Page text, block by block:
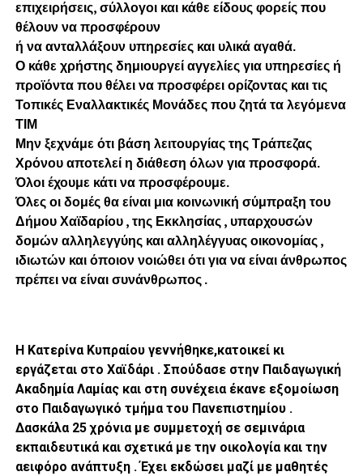
επιχειρήσεις, σύλλογοι και κάθε είδους φορείς που
θέλουν να προσφέρουν
ή να ανταλλάξουν υπηρεσίες και υλικά αγαθά.
Ο κάθε χρήστης δημιουργεί αγγελίες για υπηρεσίες ή
προϊόντα που θέλει να προσφέρει ορίζοντας και τις
Τοπικές Εναλλακτικές Μονάδες που ζητά τα λεγόμενα
ΤΙΜ
Μην ξεχνάμε ότι βάση λειτουργίας της Τράπεζας
Χρόνου αποτελεί η διάθεση όλων για προσφορά.
Όλοι έχουμε κάτι να προσφέρουμε.
Όλες οι δομές θα είναι μια κοινωνική σύμπραξη του
Δήμου Χαϊδαρίου , της Εκκλησίας , υπαρχουσών
δομών αλληλεγγύης και αλληλέγγυας οικονομίας ,
ιδιωτών και όποιον νοιώθει ότι για να είναι άνθρωπος
πρέπει να είναι συνάνθρωπος .
Η Κατερίνα Κυπραίου γεννήθηκε,κατοικεί κι
εργάζεται στο Χαϊδάρι . Σπούδασε στην Παιδαγωγική
Ακαδημία Λαμίας και στη συνέχεια έκανε εξομοίωση
στο Παιδαγωγικό τμήμα του Πανεπιστημίου .
Δασκάλα 25 χρόνια με συμμετοχή σε σεμινάρια
εκπαιδευτικά και σχετικά με την οικολογία και την
αειφόρο ανάπτυξη . Έχει εκδώσει μαζί με μαθητές